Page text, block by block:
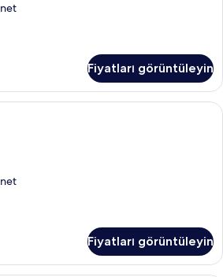
Fiyatları görüntüleyin
Odada kasa, masa, güneşlik/perde,
Fiyatları görüntüleyin